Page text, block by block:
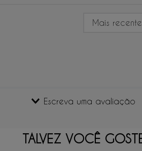
Escreva uma avaliação
Mais
TALVEZ VOCÊ